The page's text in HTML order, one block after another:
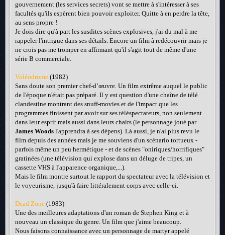
gouvernement (les services secrets) vont se mettre à s'intéresser à ses
facultés qu'ils espèrent bien pouvoir exploiter. Quitte à en perdre la tête,
au sens propre !
Je dois dire qu'à part les susdites scènes explosives, j'ai du mal à me
rappeler l'intrigue dans ses détails. Encore un film à redécouvrir mais je
ne crois pas me tromper en affirmant qu'il s'agit tout de même d'une
série B commerciale.
Vidéodrome (1982)
Sans doute son premier chef-d’œuvre. Un film extrême auquel le public
de l'époque n'était pas préparé. Il y est question d'une chaîne de télé
clandestine montrant des snuff-movies et de l'impact que les
programmes finissent par avoir sur ses téléspectateurs, non seulement
dans leur esprit mais aussi dans leurs chairs (le personnage joué par
James Woods l'apprendra à ses dépens). Là aussi, je n'ai plus revu le
film depuis des années mais je me souviens d'un scénario tortueux -
parfois même un peu hermétique - et de scènes "oniriques/horrifiques"
gratinées (une télévision qui explose dans un déluge de tripes, un
cassette VHS à l'apparence organique,...).
Mais le film montre surtout le rapport du spectateur avec la télévision et
le voyeurisme, jusqu'à faire littéralement corps avec celle-ci.
Dead Zone (1983)
Une des meilleures adaptations d'un roman de Stephen King et à
nouveau un classique du genre. Un film que j'aime beaucoup.
Nous faisons connaissance avec un personnage de martyr appelé